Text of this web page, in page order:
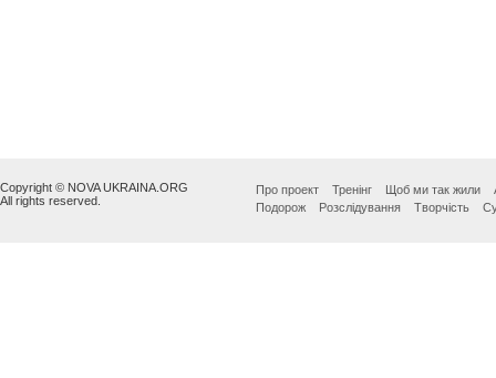
Copyright © NOVA UKRAINA.ORG
All rights reserved.
Про проект Тренінг Щоб ми так жили
Подорож
Розслідування Творчість